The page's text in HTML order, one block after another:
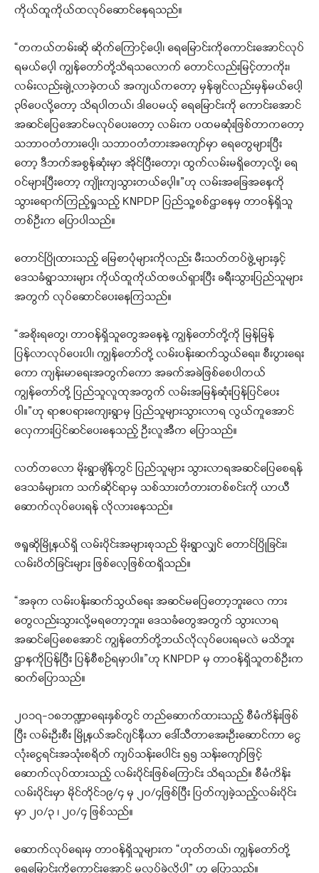
ကိုယ်ထူကိုယ်ထလုပ်ဆောင်နေရသည်။
“တကယ်တမ်းဆို ဆိုက်ကြောင့်ပေါ့၊ ရေမြောင်းကိုကောင်းအောင်လုပ်
ရမယ်ပေ့ါ ကျွန်တော်တို့သိရသလောက် တောင်လည်းမြင့်တာကိုး၊
လမ်းလည်းချဲ့လာခဲ့တယ် အကျယ်ကတော့ မှန်ချင်လည်းမှန်မယ်ပေါ့
၃၆ပေလို့တော့ သိရပါတယ်၊ ဒါပေမယ့် ရေမြောင်းကို ကောင်းအောင်
အဆင်ပြေအောင်မလုပ်ပေးတော့ လမ်းက ပထမဆုံးဖြစ်တာကတော့
သဘာဝတံတားပေါ့၊ သဘာဝတံတားအကျော်မှာ ရေတွေများပြီး
တော့ ဒီဘက်အစွန်ဆုံးမှာ အိုင်ပြီးတော့၊ ထွက်လမ်းမရှိတော့လို့၊ ရေ
ဝင်များပြီးတော့ ကျိုးကျသွားတယ်ပေ့ါ။”ဟု လမ်းအခြေအနေကို
သွားရောက်ကြည့်ရှုသည့် KNPDP ပြည်သူ့စစ်ဌာနေမှ တာဝန်ရှိသူ
တစ်ဦးက ပြောပါသည်။
တောင်ပြိုထားသည့် မြေစာပုံများကိုလည်း မီးသတ်တပ်ဖွဲ့များနှင့်
ဒေသခံရွာသားများ ကိုယ်ထူကိုယ်ထဖယ်ရှားပြီး ခရီးသွားပြည်သူများ
အတွက် လုပ်ဆောင်ပေးနေကြသည်။
“အစိုးရတွေ၊ တာဝန်ရှိသူတွေအနေနဲ့ ကျွန်တော်တို့ကို မြန်မြန်
ပြန်လာလုပ်ပေးပါ၊ ကျွန်တော်တို့ လမ်းပန်းဆက်သွယ်ရေး၊ စီးပွားရေး
ကော ကျန်းမာရေးအတွက်ကော အခက်အခဲဖြစ်စေပါတယ်
ကျွန်တော်တို့ ပြည်သူလူထုအတွက် လမ်းအမြန်ဆုံးပြန်ပြင်ပေး
ပါ။”ဟု ရာဧပရားကျေးရွာမှ ပြည်သူများသွားလာရ လွယ်ကူအောင်
လှေကားပြင်ဆင်ပေးနေသည့် ဦးလူအီက ပြောသည်။
လတ်တလော မိုးရွာချိန်တွင် ပြည်သူများ သွားလာရအဆင်ပြေစေရန်
ဒေသခံများက သက်ဆိုင်ရာမှ သစ်သားတံတားတစ်စင်းကို ယာယီ
ဆောက်လုပ်ပေးရန် လိုလားနေသည်။
ဖရူဆိုမြို့နယ်ရှိ လမ်းပိုင်းအများစုသည် မိုးရွာလျှင် တောင်ပြိုခြင်း၊
လမ်းပိတ်ခြင်းများ ဖြစ်လေ့ဖြစ်ထရှိသည်။
“အခုက လမ်းပန်းဆက်သွယ်ရေး အဆင်မပြေတော့ဘူးလေ ကား
တွေလည်းသွားလို့မရတော့ဘူး၊ ဒေသခံတွေအတွက် သွားလာရ
အဆင်ပြေစေအောင် ကျွန်တော်တို့ဘယ်လိုလုပ်ပေးရမလဲ မသိဘူး
ဌာနကိုပြန်ပြီး ပြန်စီစဉ်ရမှာပါ။”ဟု KNPDP မှ တာဝန်ရှိသူတစ်ဦးက
ဆက်ပြောသည်။
၂၀၁၇-၁၈ဘဏ္ဍာရေးနှစ်တွင် တည်ဆောက်ထားသည့် စီမံကိန်းဖြစ်
ပြီး လမ်းဦးစီး မြို့နယ်အင်ဂျင်နီယာ ဒေါ်သီတာအေးဦးဆောင်ကာ ငွေ
လုံးငွေရင်းအသုံးစရိတ် ကျပ်သန်းပေါင်း ၅၅ သန်းကျော်ဖြင့်
ဆောက်လုပ်ထားသည့် လမ်းပိုင်းဖြစ်ကြောင်း သိရသည်။ စီမံကိန်း
လမ်းပိုင်းမှာ မိုင်တိုင်၁၉/၄ မှ ၂၀/၄ဖြစ်ပြီး ပြတ်ကျခဲ့သည့်လမ်းပိုင်း
မှာ ၂၀/၃ ၊ ၂၀/၄ ဖြစ်သည်။
ဆောက်လုပ်ရေးမှ တာဝန်ရှိသူများက “ဟုတ်တယ်၊ ကျွန်တော်တို့
ရေမြောင်းကိုကောင်းအောင် မလုပ်ခဲ့လို့ပါ” ဟု ပြောသည်။